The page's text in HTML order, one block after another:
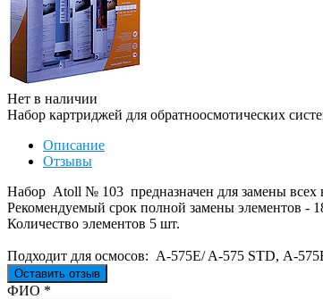
Нет в наличии
Набор картриджей для обратноосмотических
Описание
Отзывы
Набор Atoll № 103 предназначен для замены всех
Рекомендуемый срок полной замены элементов -
Количество элементов 5 шт.
Подходит для осмосов: A-575E/ A-575 STD, А-
Оставить отзыв
Ваш отзыв был отправлен!
ФИО *